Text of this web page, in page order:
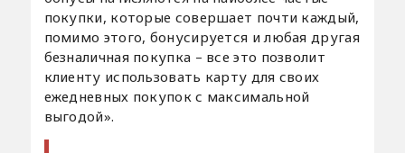
покупки, которые совершает почти каждый,
помимо этого, бонусируется и любая другая
безналичная покупка – все это позволит
клиенту использовать карту для своих
ежедневных покупок с максимальной
выгодой».